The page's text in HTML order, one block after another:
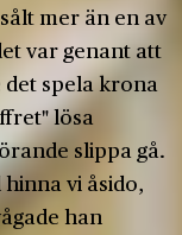
mer än en av
var genant att
det spela krona
lösa
slippa gå.
vi åsido,
han